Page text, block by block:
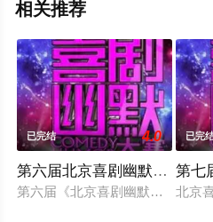
相关推荐
已完结 4.0
第六届北京喜剧幽默大赛
第六届《北京喜剧幽默大赛》颁
已完
第七
北京